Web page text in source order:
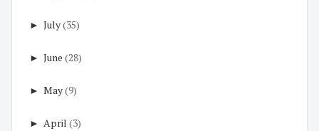
► July(35)
► June (28)
► May(9)
► April (3)